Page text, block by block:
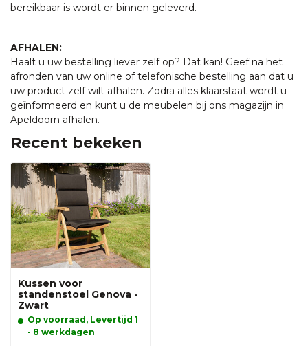
bereikbaar is wordt er binnen geleverd.
AFHALEN:
Haalt u uw bestelling liever zelf op? Dat kan! Geef na het
afronden van uw online of telefonische bestelling aan dat u
uw product zelf wilt afhalen. Zodra alles klaarstaat wordt u
geïnformeerd en kunt u de meubelen bij ons magazijn in
Apeldoorn afhalen.
Recent bekeken
Kussen voor
standenstoel Genova -
Zwart
Op voorraad, Levertijd 1
- 8 werkdagen